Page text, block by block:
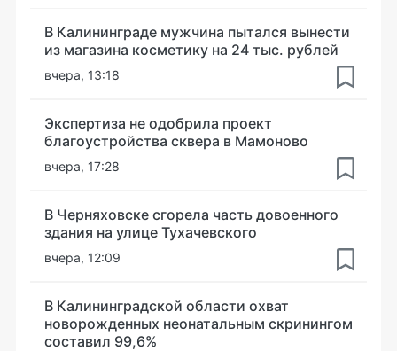
В Калининграде мужчина пытался вынести
из магазина косметику на 24 тыс. рублей
вчера, 13:18
Экспертиза не одобрила проект
благоустройства сквера в Мамоново
вчера, 17:28
В Черняховске сгорела часть довоенного
здания на улице Тухачевского
вчера, 12:09
В Калининградской области охват
новорожденных неонатальным скринингом
составил 99,6%